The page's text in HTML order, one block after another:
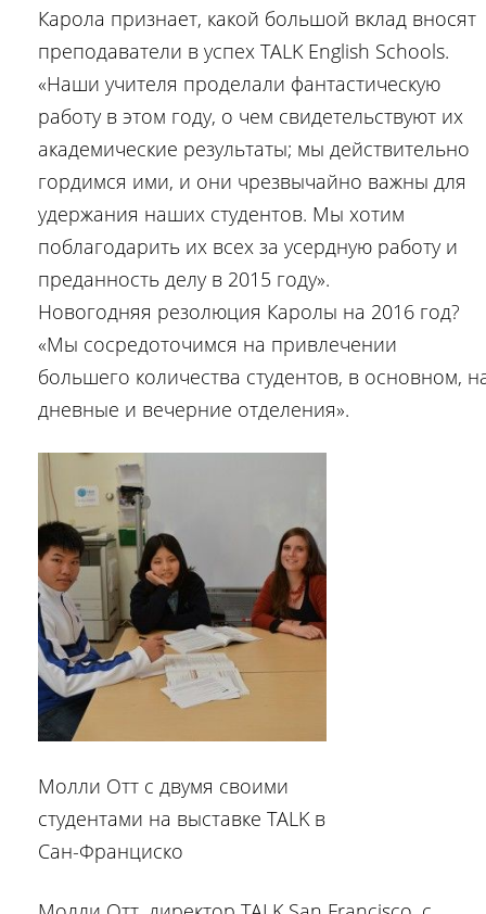
Карола признает, какой большой вклад вносят
преподаватели в успех TALK English Schools.
«Наши учителя проделали фантастическую
работу в этом году, о чем свидетельствуют их
академические результаты; мы действительно
гордимся ими, и они чрезвычайно важны для
удержания наших студентов. Мы хотим
поблагодарить их всех за усердную работу и
преданность делу в 2015 году».
Новогодняя резолюция Каролы на 2016 год?
«Мы сосредоточимся на привлечении
большего количества студентов, в основном,
дневные и вечерние отделения».
Молли Отт с двумя своими
студентами на выставке TALK в
Сан-Франциско